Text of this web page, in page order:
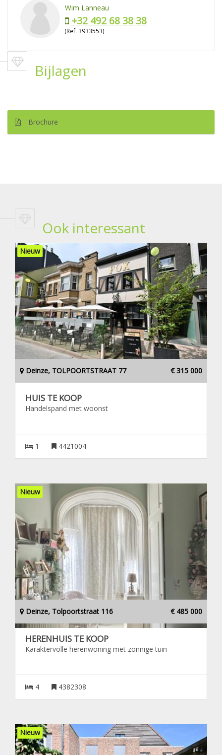
Wim Lanneau
+32 492 68 38 38
(Ref. 3933553)
Bijlagen
Brochure
Ook interessant
Nieuw
Deinze, TOLPOORTSTRAAT 77 € 315 000
HUIS TE KOOP
Handelspand met woonst
1 4421004
Nieuw
Deinze, Tolpoortstraat 116 € 485 000
HERENHUIS TE KOOP
Karaktervolle herenwoning met zonnige tuin
4 4382308
Nieuw